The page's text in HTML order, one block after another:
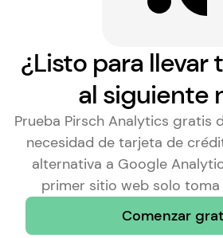
¿Listo para llevar
al siguiente
Prueba Pirsch Analytics gratis
necesidad de tarjeta de
alternativa a Google
primer sitio web solo toma
Comenzar